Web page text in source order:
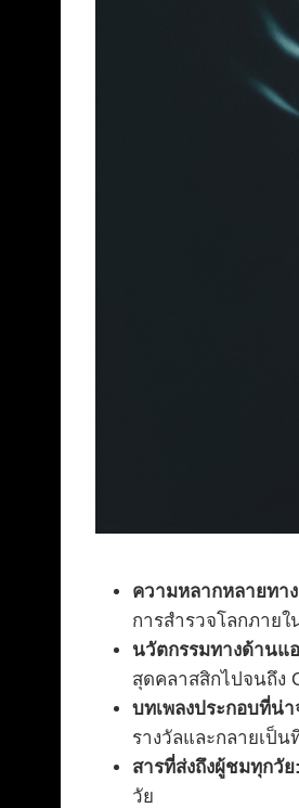
ความหลากหลายทา
การสำรวจโลกภาย
นวัตกรรมทางด้านแ
สุดคลาสสิกไปจนถึง
บทเพลงประกอบที่น่า
รางวัลและกลายเป็น
สารที่ส่งถึงผู้ชมทุกวัย:
วัย